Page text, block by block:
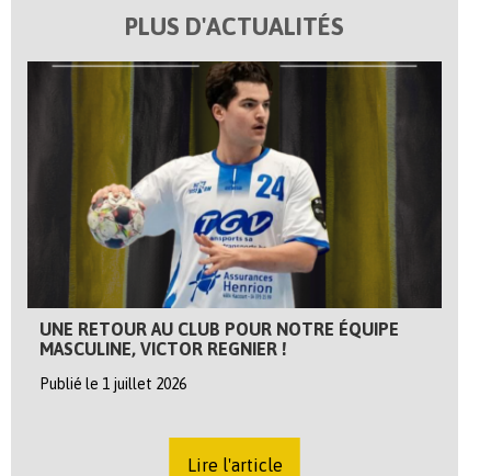
PLUS D'ACTUALITÉS
UNE RETOUR AU CLUB POUR NOTRE ÉQUIPE
MASCULINE, VICTOR REGNIER !
Publié le 1 juillet 2026
Lire l'article